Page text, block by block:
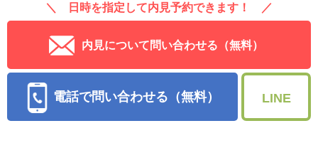
＼ 日時を指定して内見予約できます！ ／
内見について問い合わせる（無料）
電話で問い合わせる（無料） LINE